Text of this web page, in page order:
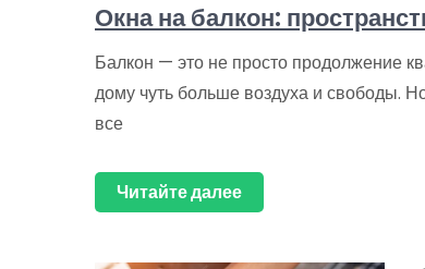
Окна на балкон:
Балкон — это не просто продолжение
дому чуть больше воздуха и свободы.
все
Читайте далее